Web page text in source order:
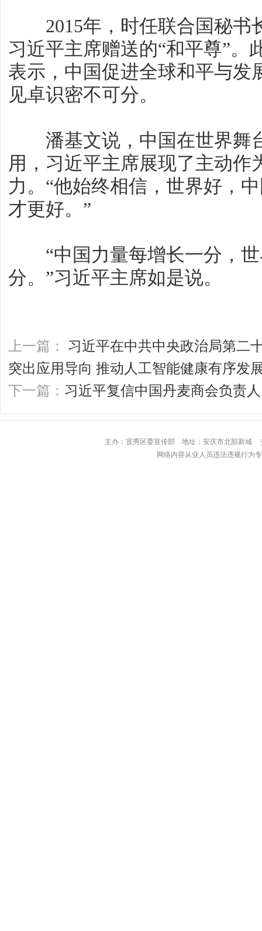
2015年，时任联合国秘书
习近平主席赠送的“和平尊”。
表示，中国促进全球和平与发
见卓识密不可分。
潘基文说，中国在世界舞
用，习近平主席展现了主动作
力。“他始终相信，世界好，
才更好。”
“中国力量每增长一分，世
分。”习近平主席如是说。
上一篇：
习近平在中共中央政治局第二
突出应用导向 推动人工智能健康有序发
下一篇： 习近平复信中国丹麦商会负责人
主办：宜秀区委宣传部 地址：安庆市北
网络内容从业人员违法违规行